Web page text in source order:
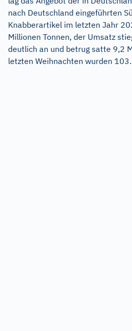
nach Deutschland eingeführten
Knabberartikel im letzten Jahr
Millionen Tonnen, der Umsatz
deutlich an und betrug satte 9,2
letzten Weihnachten wurden